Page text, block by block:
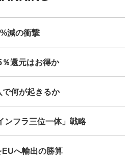
JOURNAL
減の衝撃
％還元はお得か
何が起きるか
ンフラ三位一体」戦略
へ輸出の勝算